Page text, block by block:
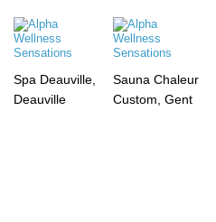
Spa Deauville,
Deauville
Sauna Chaleur
Custom, Gent